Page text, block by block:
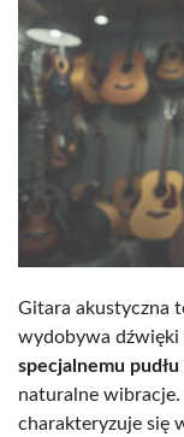
Gitara akustyczna
wydobywa dźwięki
specjalnemu
naturalne
charakteryzuje się